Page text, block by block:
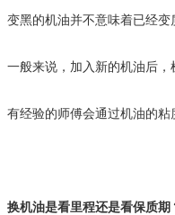
变黑的机油并不意味着已经变
一般来说，加入新的机油后，
有经验的师傅会通过机油的粘
换机油是看里程还是看保质期